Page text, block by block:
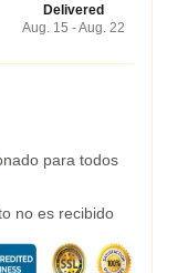
Delivered
Aug. 15 - Aug. 22
para todos
no es recibido